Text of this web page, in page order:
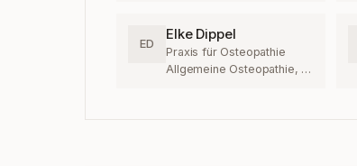
ED
Elke Dippel
Praxis für Osteopathie
Allgemeine Osteopathie, Kinderosteopathie